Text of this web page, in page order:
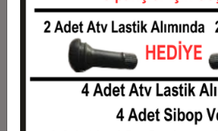
Taksit Taksit Tutarı
679,15 TL
339,57 TL
242,23 TL
185,07 TL